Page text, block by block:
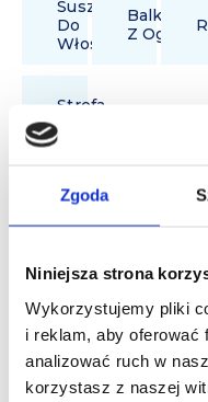
Zgoda
Niniejsza strona
Wykorzystujemy pliki
i reklam, aby oferować
analizować ruch w
korzystasz z naszej
Suszarka
Do
Włosów
Balkon/
Z
Strefa
Spa
Usługi
dodatkowe
Dostęp do Strefy